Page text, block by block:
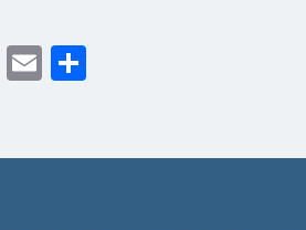
Email